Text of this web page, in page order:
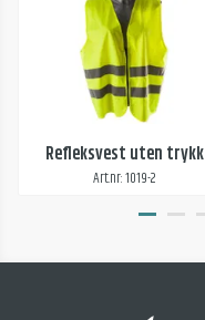
Refleksvest uten trykk
Art.nr: 1019-2